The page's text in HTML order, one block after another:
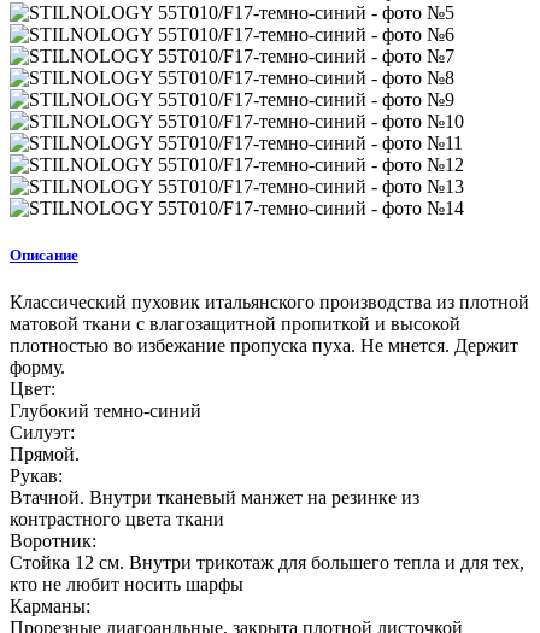
Описание
Классический пуховик итальянского производства из плотной
матовой ткани с влагозащитной пропиткой и высокой
плотностью во избежание пропуска пуха. Не мнется. Держит
форму.
Цвет:
Глубокий темно-синий
Силуэт:
Прямой.
Рукав:
Втачной. Внутри тканевый манжет на резинке из
контрастного цвета ткани
Воротник:
Стойка 12 см. Внутри трикотаж для большего тепла и для тех,
кто не любит носить шарфы
Карманы:
Прорезные диагоанльные, закрыта плотной листочкой